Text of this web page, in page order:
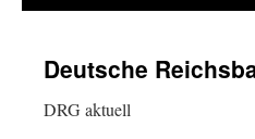
Deutsche
DRG aktuell